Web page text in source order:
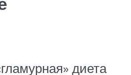
диета